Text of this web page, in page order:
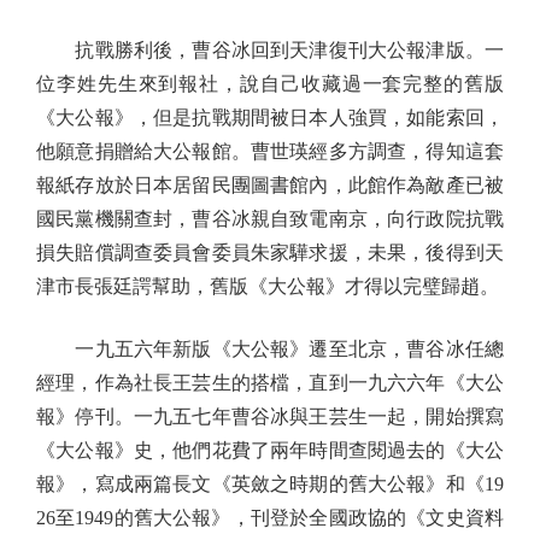
抗戰勝利後，曹谷冰回到天津復刊大公報津版。一
位李姓先生來到報社，說自己收藏過一套完整的舊版
《大公報》，但是抗戰期間被日本人強買，如能索回，
他願意捐贈給大公報館。曹世瑛經多方調查，得知這套
報紙存放於日本居留民團圖書館內，此館作為敵產已被
國民黨機關查封，曹谷冰親自致電南京，向行政院抗戰
損失賠償調查委員會委員朱家驊求援，未果，後得到天
津市長張廷諤幫助，舊版《大公報》才得以完璧歸趙。
一九五六年新版《大公報》遷至北京，曹谷冰任總
經理，作為社長王芸生的搭檔，直到一九六六年《大公
報》停刊。一九五七年曹谷冰與王芸生一起，開始撰寫
《大公報》史，他們花費了兩年時間查閱過去的《大公
報》，寫成兩篇長文《英斂之時期的舊大公報》和《19
26至1949的舊大公報》，刊登於全國政協的《文史資料